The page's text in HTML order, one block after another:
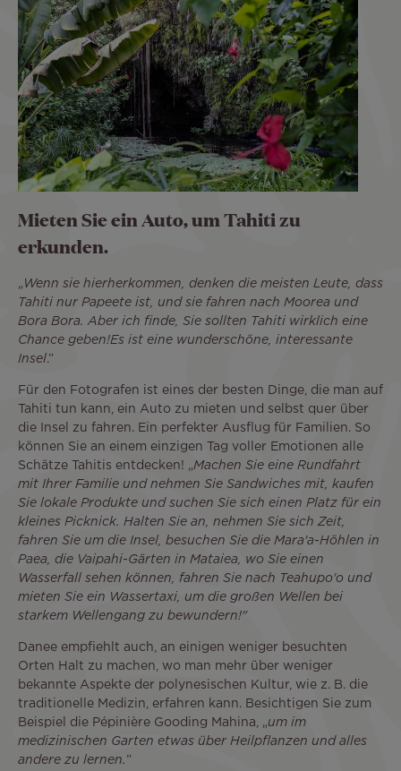
Mieten Sie ein Auto, um Tahiti zu
erkunden.
„ Wenn sie hierherkommen, denken die meisten Leute, dass
Tahiti nur Papeete ist, und sie fahren nach Moorea und
Bora Bora. Aber ich finde, Sie sollten Tahiti wirklich eine
Chance geben!Es ist eine wunderschöne, interessante
Insel.”
Für den Fotografen ist eines der besten Dinge, die man auf
Tahiti tun kann, ein Auto zu mieten und selbst quer über
die Insel zu fahren. Ein perfekter Ausflug für Familien. So
können Sie an einem einzigen Tag voller Emotionen alle
Schätze Tahitis entdecken! „Machen Sie eine Rundfahrt
mit Ihrer Familie und nehmen Sie Sandwiches mit, kaufen
Sie lokale Produkte und suchen Sie sich einen Platz für ein
kleines Picknick. Halten Sie an, nehmen Sie sich Zeit,
fahren Sie um die Insel, besuchen Sie die Mara'a-Höhlen in
Paea, die Vaipahi-Gärten in Mataiea, wo Sie einen
Wasserfall sehen können, fahren Sie nach Teahupo'o und
mieten Sie ein Wassertaxi, um die großen Wellen bei
starkem Wellengang zu bewundern!"
Danee empfiehlt auch, an einigen weniger besuchten
Orten Halt zu machen, wo man mehr über weniger
bekannte Aspekte der polynesischen Kultur, wie z. B. die
traditionelle Medizin, erfahren kann. Besichtigen Sie zum
Beispiel die Pépinière Gooding Mahina, „um im
medizinischen Garten etwas über Heilpflanzen und alles
andere zu lernen. ”